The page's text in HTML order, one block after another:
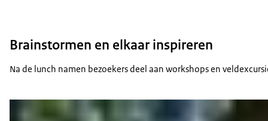
Brainstormen en elkaar inspireren
Na de lunch namen bezoekers deel aan workshops en